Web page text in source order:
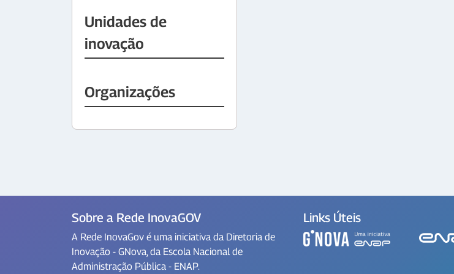
Unidades de
inovação
Organizações
Sobre a Rede InovaGOV
A Rede InovaGov é uma iniciativa da Diretoria de
Inovação - GNova, da Escola Nacional de
Administração Pública - ENAP.
Links Úteis